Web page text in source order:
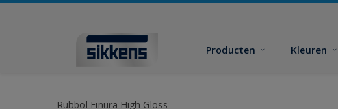
Producten Kleuren
Rubbol Finura High Gloss